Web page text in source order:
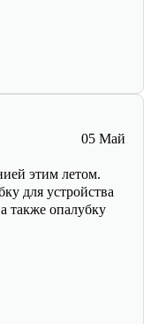
05 Май
этим летом.
для устройства
также опалубку